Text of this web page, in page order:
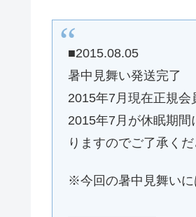
■2015.08.05
暑中見舞い発送完了
2015年7月現在正規会
2015年7月が休眠期
りますのでご了承くだ
※今回の暑中見舞いに